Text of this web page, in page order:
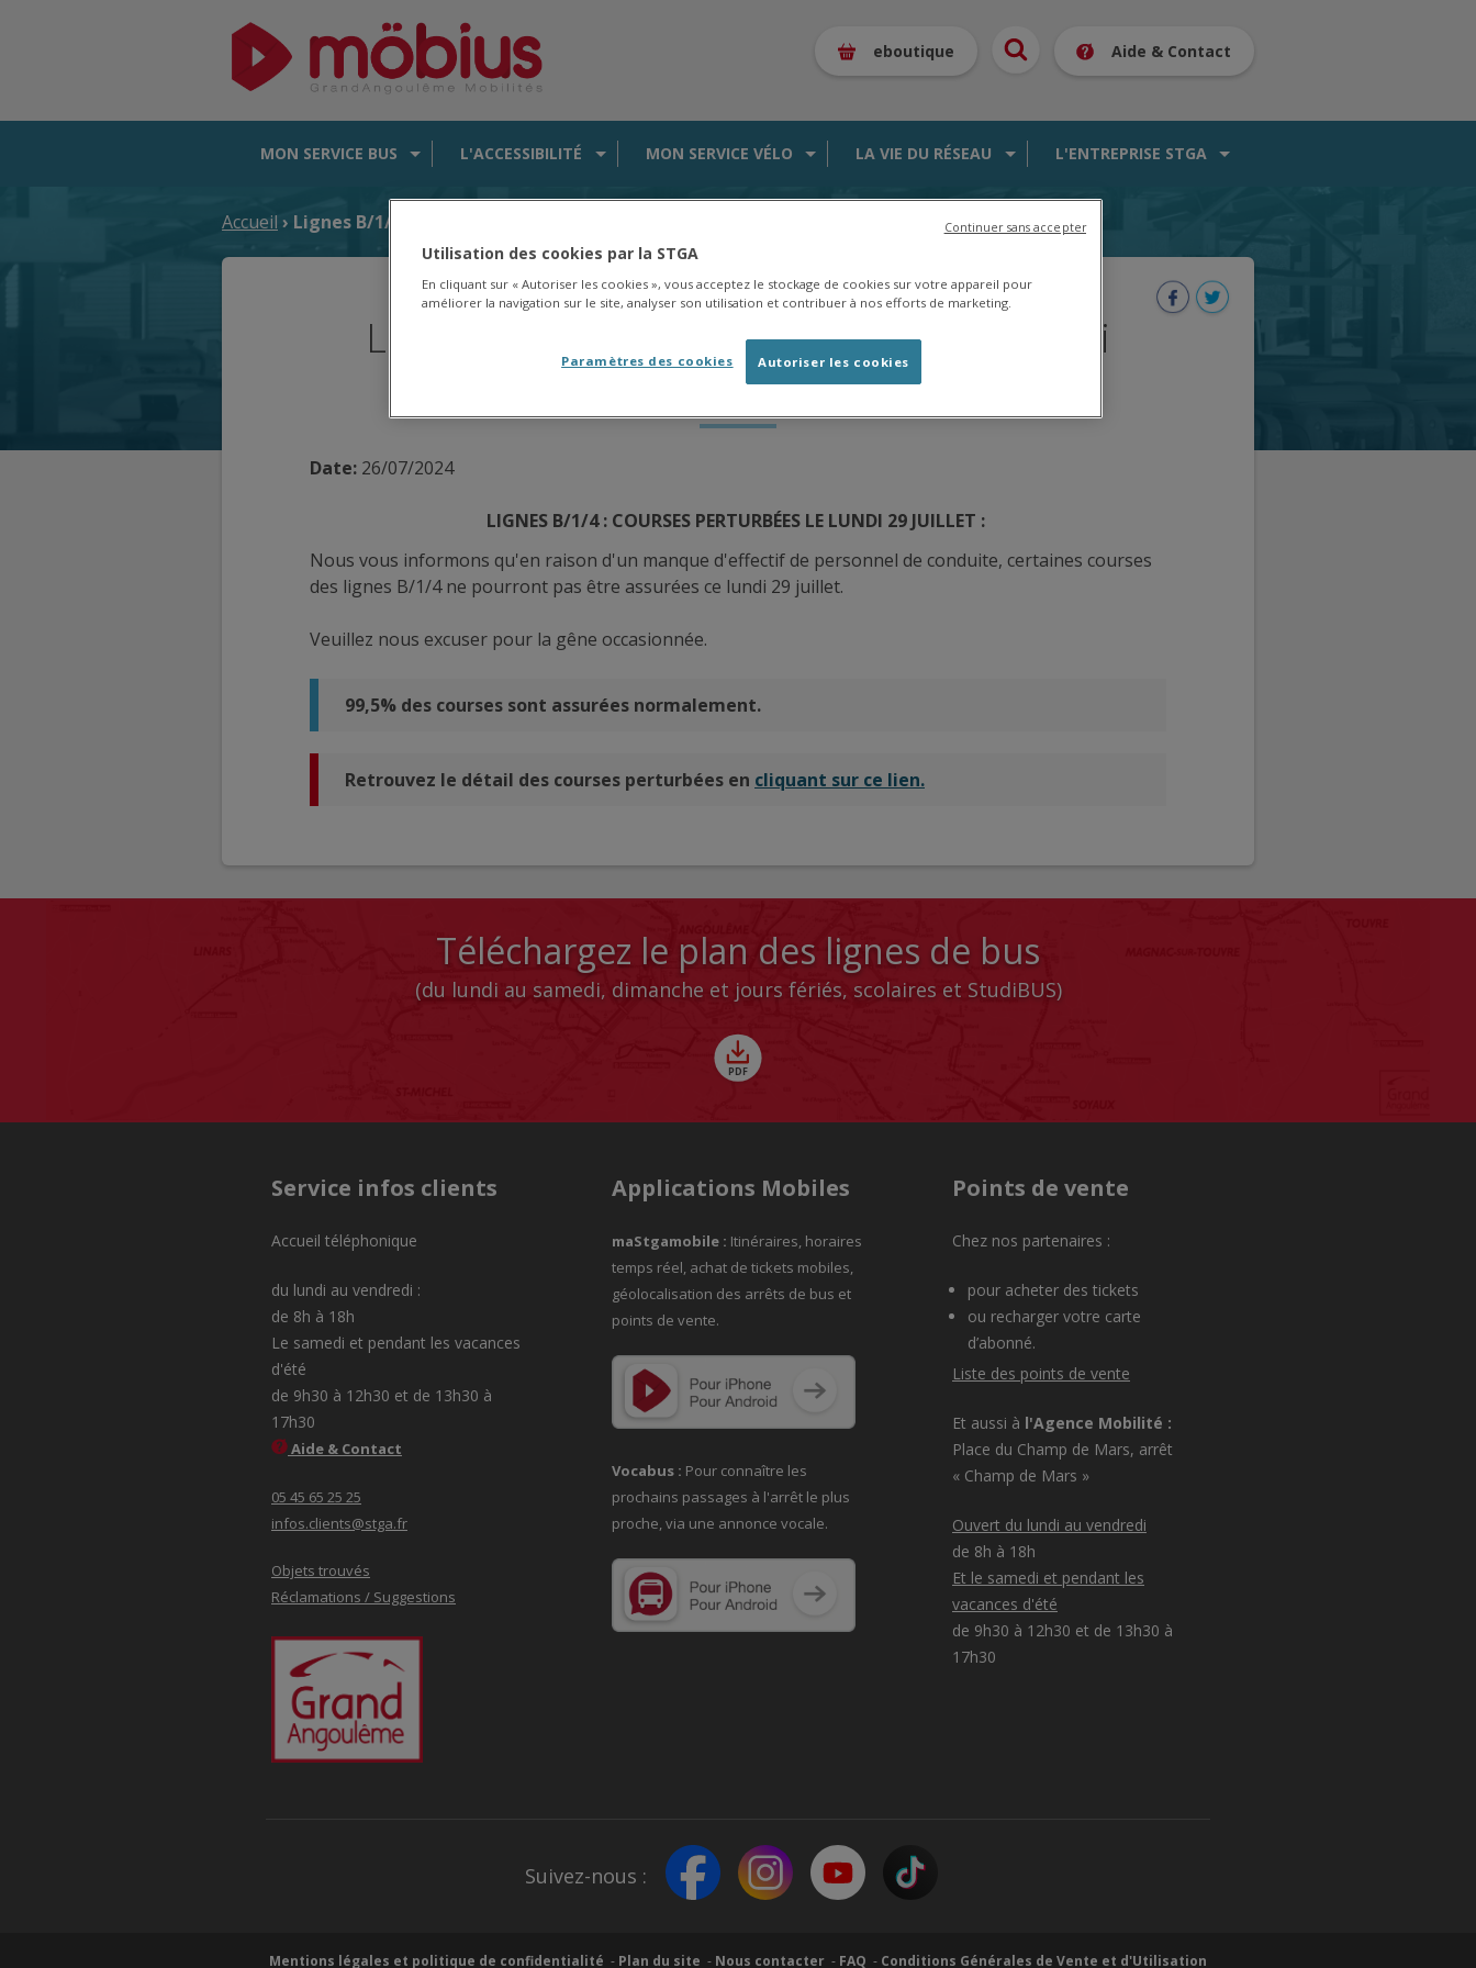
eboutique Aide & Contact
MON SERVICE BUS L'ACCESSIBILITÉ MON SERVICE VÉLO LA VIE DU RÉSEAU L'ENTREPRISE STGA
Accueil › Lignes B/1/4 : Courses perturbées le lundi 29 juillet
Lignes B/1/4 : Courses perturbées le lundi
29 juillet
Date: 26/07/2024
LIGNES B/1/4 : COURSES PERTURBÉES LE LUNDI 29 JUILLET :
Nous vous informons qu'en raison d'un manque d'effectif de personnel de conduite, certaines courses
des lignes B/1/4 ne pourront pas être assurées ce lundi 29 juillet.
Veuillez nous excuser pour la gêne occasionnée.
99,5% des courses sont assurées normalement.
Retrouvez le détail des courses perturbées en cliquant sur ce lien.
Téléchargez le plan des lignes de bus
(du lundi au samedi, dimanche et jours fériés, scolaires et StudiBUS)
Service infos clients
Accueil téléphonique
du lundi au vendredi :
de 8h à 18h
Le samedi et pendant les vacances
d'été
de 9h30 à 12h30 et de 13h30 à
17h30
Aide & Contact
05 45 65 25 25
infos.clients@stga.fr
Objets trouvés
Réclamations / Suggestions
Applications Mobiles
maStgamobile : Itinéraires, horaires
temps réel, achat de tickets mobiles,
géolocalisation des arrêts de bus et
points de vente.
Vocabus : Pour connaître les
prochains passages à l'arrêt le plus
proche, via une annonce vocale.
Points de vente
Chez nos partenaires :
pour acheter des tickets
ou recharger votre carte
d’abonné.
Liste des points de vente
Et aussi à l'Agence Mobilité :
Place du Champ de Mars, arrêt
« Champ de Mars »
Ouvert du lundi au vendredi
de 8h à 18h
Et le samedi et pendant les
vacances d'été
de 9h30 à 12h30 et de 13h30 à
17h30
Suivez-nous :
Mentions légales et politique de confidentialité Plan du site Nous contacter FAQ Conditions Générales de Vente et d'Utilisation
Utilisation des cookies par la STGA
En cliquant sur « Autoriser les cookies », vous acceptez le stockage de cookies sur votre appareil pour
améliorer la navigation sur le site, analyser son utilisation et contribuer à nos efforts de marketing.
Autoriser les cookies
Paramètres des cookies
Continuer sans accepter